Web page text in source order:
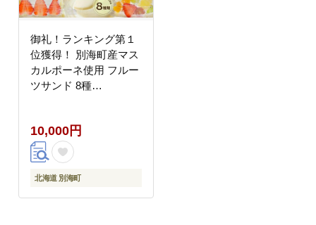
御礼！ランキング第１
位獲得！ 別海町産マス
カルポーネ使用 フルー
ツサンド 8種
10,000円
北海道 別海町